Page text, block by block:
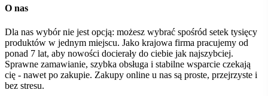
O nas
Dla nas wybór nie jest opcją: możesz wybrać spośród setek tysięcy
produktów w jednym miejscu. Jako krajowa firma pracujemy od
ponad 7 lat, aby nowości docierały do ciebie jak najszybciej.
Sprawne zamawianie, szybka obsługa i stabilne wsparcie czekają
cię - nawet po zakupie. Zakupy online u nas są proste, przejrzyste i
bez stresu.